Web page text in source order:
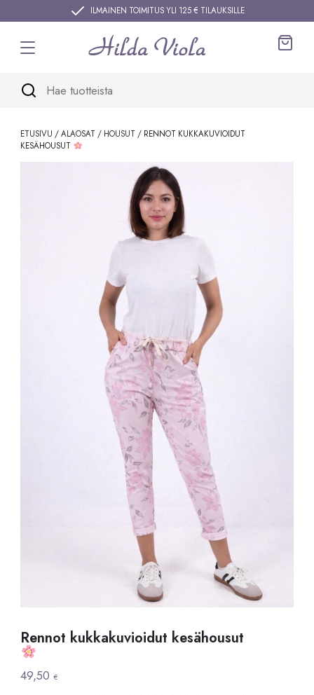
ILMAINEN TOIMITUS YLI 125 € TILAUKSILLE
ETUSIVU /ALAOSAT / HOUSUT / RENNOT KUKKAKUVIOIDUT
KESÄHOUSUT
Rennot kukkakuvioidut kesähousut
49,50€